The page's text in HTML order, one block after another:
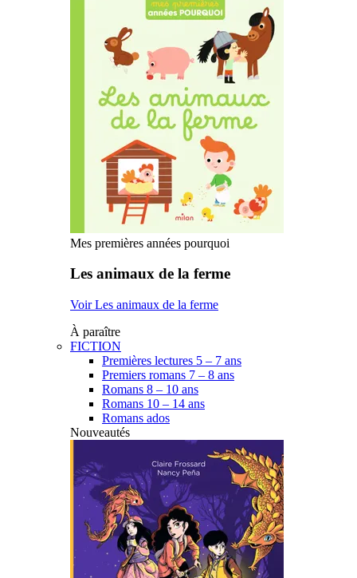
Mes premières années pourquoi
Les animaux de la ferme
Voir Les animaux de la ferme
À paraître
FICTION
Premières lectures 5 – 7 ans
Premiers romans 7 – 8 ans
Romans 8 – 10 ans
Romans 10 – 14 ans
Romans ados
Nouveautés